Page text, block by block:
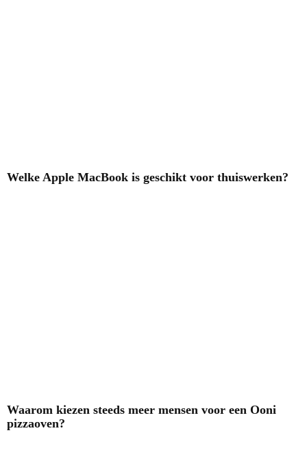
Welke Apple MacBook is geschikt voor thuiswerken?
Waarom kiezen steeds meer mensen voor een Ooni
pizzaoven?